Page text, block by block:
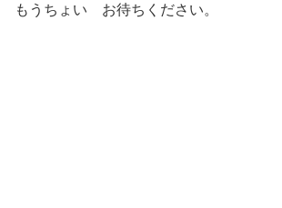
もうちょい お待ちください。